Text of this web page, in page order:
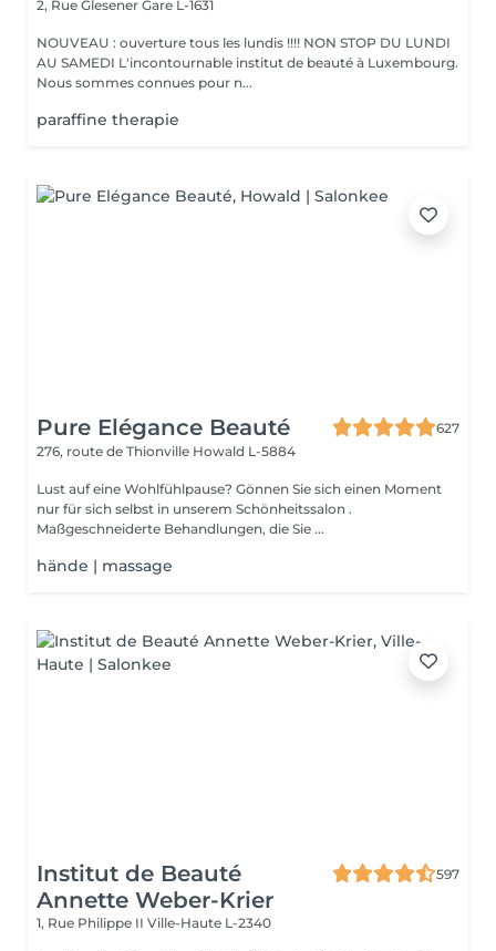
2, Rue Glesener Gare L-1631
NOUVEAU : ouverture tous les lundis !!!! NON STOP DU LUNDI
AU SAMEDI L'incontournable institut de beauté à Luxembourg.
Nous sommes connues pour n...
paraffine therapie
Pure Elégance Beauté
627
276, route de Thionville Howald L-5884
Lust auf eine Wohlfühlpause? Gönnen Sie sich einen Moment
nur für sich selbst in unserem Schönheitssalon .
Maßgeschneiderte Behandlungen, die Sie ...
hände | massage
Institut de Beauté
Annette Weber-Krier
597
1, Rue Philippe II Ville-Haute L-2340